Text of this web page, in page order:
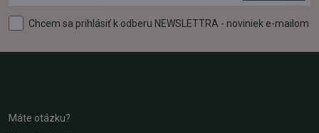
Chcem sa prihlásiť k odberu NEWSLETTRA - noviniek e-mailom
Máte otázku?